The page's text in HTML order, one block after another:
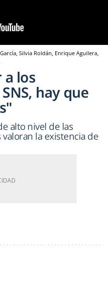
Silvia Roldán, Enrique Aguilera,
los
hay que
alto nivel de las
la existencia de